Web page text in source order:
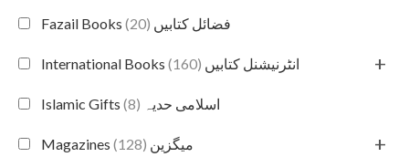
Fazail Books فضائل کتابیں (20)
International Books انٹرنیشنل کتابیں (160) +
Islamic Gifts اسلامی حدیہ (8)
Magazines میگزین (128) +